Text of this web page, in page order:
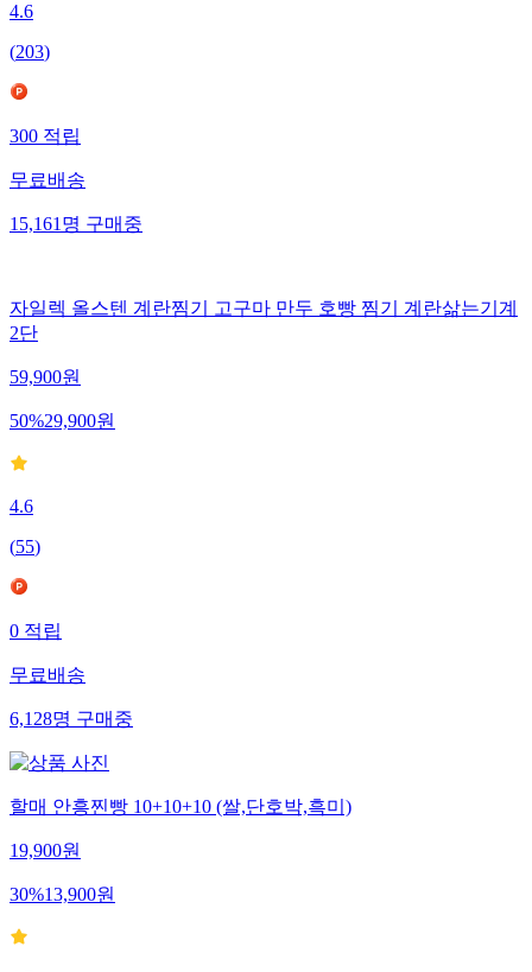
4.6
(203)
300 적립
무료배송
15,161 명 구매중
자일렉 올스텐 계란찜기 고구마 만두 호빵 찜기 계란삶는기계
2단
59,900원
50%29,900원
4.6
(55)
0적립
무료배송
6,128명구매중
할매 안흥찐빵 10+10+10 (쌀,단호박,흑미)
19,900원
30%13,900원